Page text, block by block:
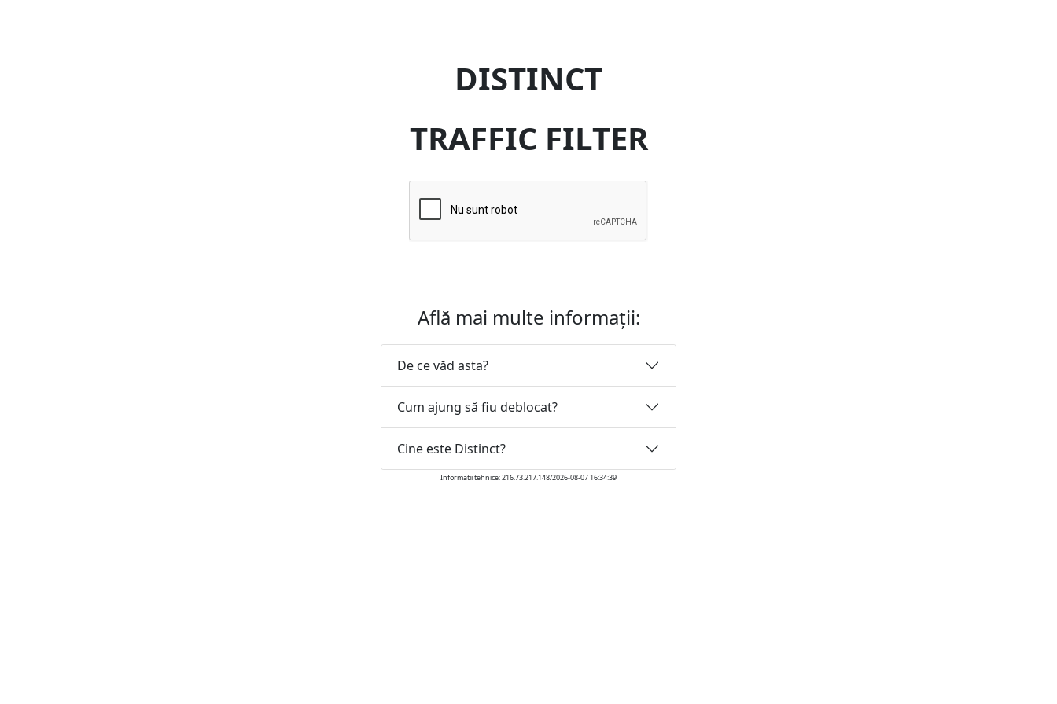
DISTINCT
TRAFFIC FILTER
Află mai multe informații:
De ce văd asta?
Cum ajung să fiu deblocat?
Cine este Distinct?
Informatii tehnice: 216.73.217.148/2026-08-07 16:34:39